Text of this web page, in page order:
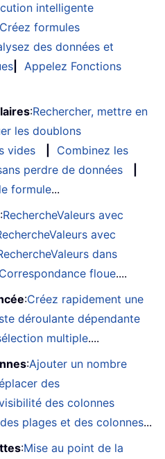
intelligente
Créez formules
des données et
Appelez Fonctions
:Rechercher, mettre en
les doublons
vides
Combinez les
perdre de données
formule...
:RechercheValeurs avec
avec
dans
Correspondance floue....
:Créez rapidement une
déroulante dépendante
multiple....
:Ajouter un nombre
des
des colonnes
plages et des colonnes...
:Mise au point de la